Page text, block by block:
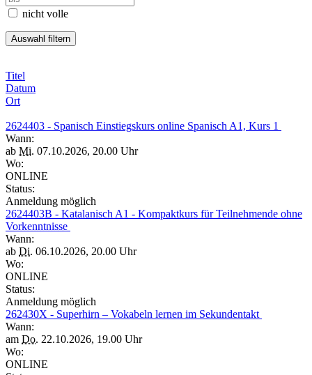
nicht volle
Titel
Datum
Ort
2624403 - Spanisch Einstiegskurs online Spanisch A1, Kurs 1
Wann:
ab Mi. 07.10.2026, 20.00 Uhr
Wo:
ONLINE
Status:
Anmeldung möglich
2624403B - Katalanisch A1 - Kompaktkurs für Teilnehmende ohne
Vorkenntnisse
Wann:
ab Di. 06.10.2026, 20.00 Uhr
Wo:
ONLINE
Status:
Anmeldung möglich
262430X - Superhirn – Vokabeln lernen im Sekundentakt
Wann:
am Do. 22.10.2026, 19.00 Uhr
Wo:
ONLINE